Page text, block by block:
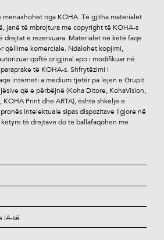
nga KOHA. Të gjitha materialet
janë të mbrojtura me copyright të KOHA-s
drejtat e rezervuara. Materialet në këtë faqe
qëllime komerciale. Ndalohet kopjimi,
qoftë origjinal apo i modiﬁkuar në
të KOHA-s. Shfrytëzimi i
interneti a medium tjetër pa lejen e Grupit
që e përbëjnë (Koha Ditore, KohaVision,
Print dhe ARTA), është shkelje e
intelektuale sipas dispozitave ligjore në
të drejtave do të ballafaqohen me
IA-së